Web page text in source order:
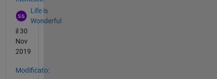
Life is
Wonderful
il 30
Nov
2019
Modificato: